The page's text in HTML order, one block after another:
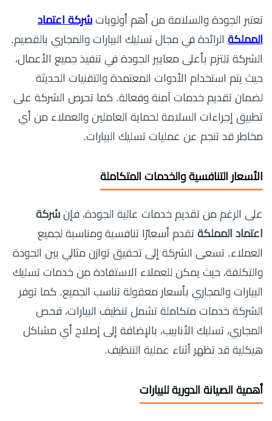
تعتبر الجودة والسلامة من أهم أولويات شركة اعتماد
المملكة الرائدة في مجال تسليك البيارات والمجاري بالقصيم.
الشركة تلتزم بأعلى معايير الجودة في تنفيذ جميع الأعمال،
حيث يتم استخدام الأدوات المعتمدة والتقنيات الحديثة
لضمان تقديم خدمات آمنة وفعالة. كما تحرص الشركة على
تطبيق إجراءات السلامة لحماية العاملين والعملاء من أي
مخاطر قد تنجم عن عمليات تسليك البيارات.
الأسعار التنافسية والخدمات المتكاملة
على الرغم من تقديم خدمات عالية الجودة، فإن شركة
اعتماد المملكة تقدم أسعارًا تنافسية ومناسبة لجميع
العملاء. تسعى الشركة إلى تحقيق توازن مثالي بين الجودة
والتكلفة، حيث يمكن للعملاء الاستفادة من خدمات تسليك
البيارات والمجاري بأسعار معقولة تناسب الجميع. كما توفر
الشركة خدمات متكاملة تشمل تنظيف البيارات، فحص
المجاري، تسليك الأنابيب، بالإضافة إلى إصلاح أي مشاكل
هيكلية قد تظهر أثناء عملية التنظيف.
أهمية الصيانة الدورية للبيارات